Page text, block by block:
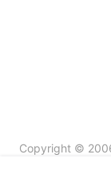
Copyright ©